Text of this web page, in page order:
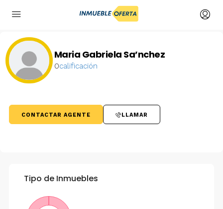
Maria Gabriela Sa’nchez
0calificación
CONTACTAR AGENTE LLAMAR
Tipo de Inmuebles